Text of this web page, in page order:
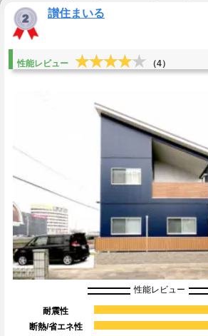
讃住まいる
性能レビュー ★★★★★
★★★★★ （4）
性能レビュー
耐震性
断熱/省エネ性